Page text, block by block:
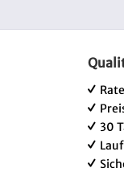
30